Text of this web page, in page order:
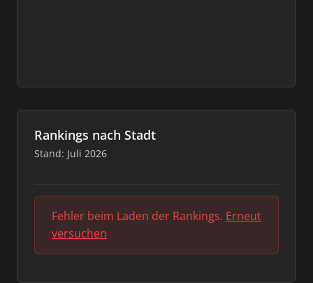
Rankings nach Stadt
Stand: Juli 2026
Fehler beim Laden der Rankings. Erneut
versuchen